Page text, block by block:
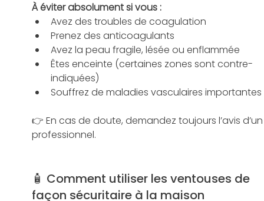
À éviter absolument si vous :
Avez des troubles de coagulation
Prenez des anticoagulants
Avez la peau fragile, lésée ou enflammée
Êtes enceinte (certaines zones sont contre-
indiquées)
Souffrez de maladies vasculaires importantes
👉 En cas de doute, demandez toujours l’avis
professionnel.
🧴 Comment utiliser les ventouses de
façon sécuritaire à la maison